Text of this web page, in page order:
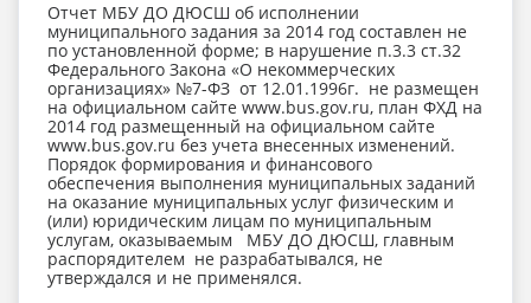
Отчет МБУ ДО ДЮСШ об исполнении
муниципального задания за 2014 год составлен не
по установленной форме; в нарушение п.3.3 ст.32
Федерального Закона «О некоммерческих
организациях» №7-ФЗ от 12.01.1996г. не размещен
на официальном сайте www.bus.gov.ru, план ФХД на
2014 год размещенный на официальном сайте
www.bus.gov.ru без учета внесенных изменений.
Порядок формирования и финансового
обеспечения выполнения муниципальных заданий
на оказание муниципальных услуг физическим и
(или) юридическим лицам по муниципальным
услугам, оказываемым МБУ ДО ДЮСШ, главным
распорядителем не разрабатывался, не
утверждался и не применялся.